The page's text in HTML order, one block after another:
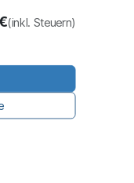
(inkl. Steuern)